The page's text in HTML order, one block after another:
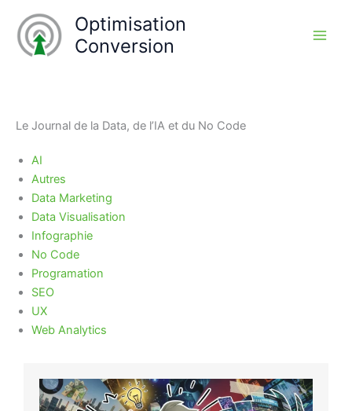
contenu
Optimisation
Conversion
Le Journal de la Data, de l’IA et du No Code
AI
Autres
Data Marketing
Data Visualisation
Infographie
No Code
Programation
SEO
UX
Web Analytics